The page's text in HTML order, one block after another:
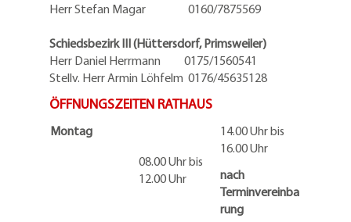
Herr Stefan Magar 0160/7875569
Schiedsbezirk III (Hüttersdorf, Primsweiler)
Herr Daniel Herrmann 0175/1560541
Stellv. Herr Armin Löhfelm 0176/45635128
ÖFFNUNGSZEITEN RATHAUS
Montag
08.00 Uhr bis
12.00 Uhr
14.00 Uhr bis
16.00 Uhr
nach
Terminvereinba
rung